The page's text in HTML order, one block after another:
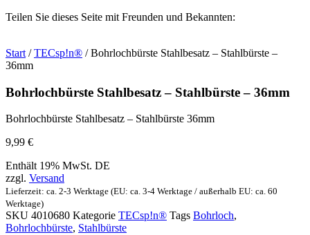
Teilen Sie dieses Seite mit Freunden und Bekannten:
Start /TECsp!n® / Bohrlochbürste Stahlbesatz – Stahlbürste –
36mm
Bohrlochbürste Stahlbesatz – Stahlbürste – 36mm
Bohrlochbürste Stahlbesatz – Stahlbürste 36mm
9,99 €
Enthält 19% MwSt. DE
zzgl. Versand
Lieferzeit: ca. 2-3 Werktage (EU: ca. 3-4 Werktage / außerhalb EU: ca. 60
Werktage)
SKU 4010680 Kategorie TECsp!n® Tags Bohrloch,
Bohrlochbürste, Stahlbürste